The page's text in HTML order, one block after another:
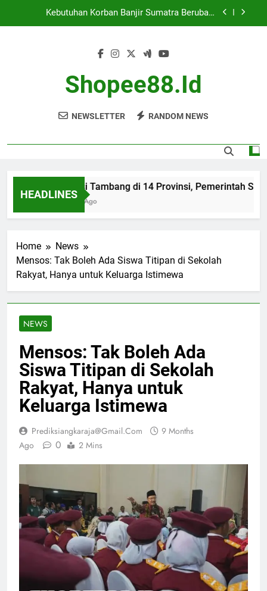
Cekcok Antar Pedagang Cilok di Jakbar Berujung
Beri Sanksi
Kebutuhan Korban Banjir Sumatra Berubah,
Bantuan Masih Dibutuhkan
Cekcok Antar Pedagang Cilok di Jakbar Berujung
Banjir Landa Jakarta, 23 Ruas Jalan dan 10 RT
Shopee88.id
NEWSLETTER RANDOM NEWS
HEADLINES
Evaluasi Tambang di 14 Provinsi, Pemerintah Siap
7 Months Ago
Home
News
Mensos: Tak Boleh Ada Siswa Titipan di Sekolah
Rakyat, Hanya untuk Keluarga Istimewa
NEWS
Mensos: Tak Boleh Ada
Siswa Titipan di Sekolah
Rakyat, Hanya untuk
Keluarga Istimewa
Prediksiangkaraja@gmail.com
9 Months
Ago
0 2 Mins